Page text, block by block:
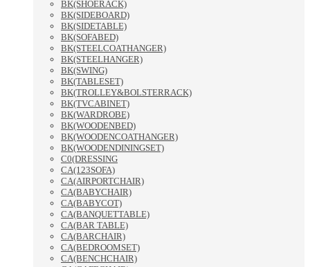
BK(SHOERACK)
BK(SIDEBOARD)
BK(SIDETABLE)
BK(SOFABED)
BK(STEELCOATHANGER)
BK(STEELHANGER)
BK(SWING)
BK(TABLESET)
BK(TROLLEY&BOLSTERRACK)
BK(TVCABINET)
BK(WARDROBE)
BK(WOODENBED)
BK(WOODENCOATHANGER)
BK(WOODENDININGSET)
C0(DRESSING
CA(123SOFA)
CA(AIRPORTCHAIR)
CA(BABYCHAIR)
CA(BABYCOT)
CA(BANQUETTABLE)
CA(BAR TABLE)
CA(BARCHAIR)
CA(BEDROOMSET)
CA(BENCHCHAIR)